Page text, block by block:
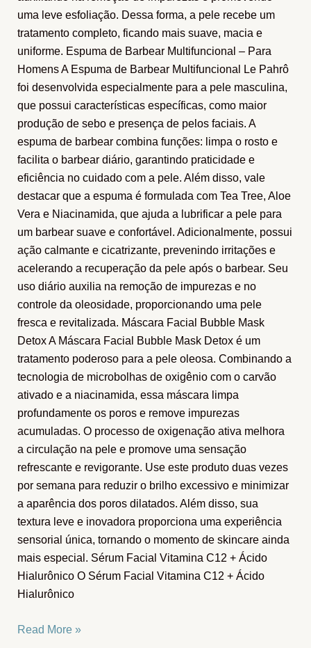
uma leve esfoliação. Dessa forma, a pele recebe um
tratamento completo, ficando mais suave, macia e
uniforme. Espuma de Barbear Multifuncional – Para
Homens A Espuma de Barbear Multifuncional Le Pahrô
foi desenvolvida especialmente para a pele masculina,
que possui características específicas, como maior
produção de sebo e presença de pelos faciais. A
espuma de barbear combina funções: limpa o rosto e
facilita o barbear diário, garantindo praticidade e
eficiência no cuidado com a pele. Além disso, vale
destacar que a espuma é formulada com Tea Tree, Aloe
Vera e Niacinamida, que ajuda a lubrificar a pele para
um barbear suave e confortável. Adicionalmente, possui
ação calmante e cicatrizante, prevenindo irritações e
acelerando a recuperação da pele após o barbear. Seu
uso diário auxilia na remoção de impurezas e no
controle da oleosidade, proporcionando uma pele
fresca e revitalizada. Máscara Facial Bubble Mask
Detox A Máscara Facial Bubble Mask Detox é um
tratamento poderoso para a pele oleosa. Combinando a
tecnologia de microbolhas de oxigênio com o carvão
ativado e a niacinamida, essa máscara limpa
profundamente os poros e remove impurezas
acumuladas. O processo de oxigenação ativa melhora
a circulação na pele e promove uma sensação
refrescante e revigorante. Use este produto duas vezes
por semana para reduzir o brilho excessivo e minimizar
a aparência dos poros dilatados. Além disso, sua
textura leve e inovadora proporciona uma experiência
sensorial única, tornando o momento de skincare ainda
mais especial. Sérum Facial Vitamina C12 + Ácido
Hialurônico O Sérum Facial Vitamina C12 + Ácido
Hialurônico
Read More »